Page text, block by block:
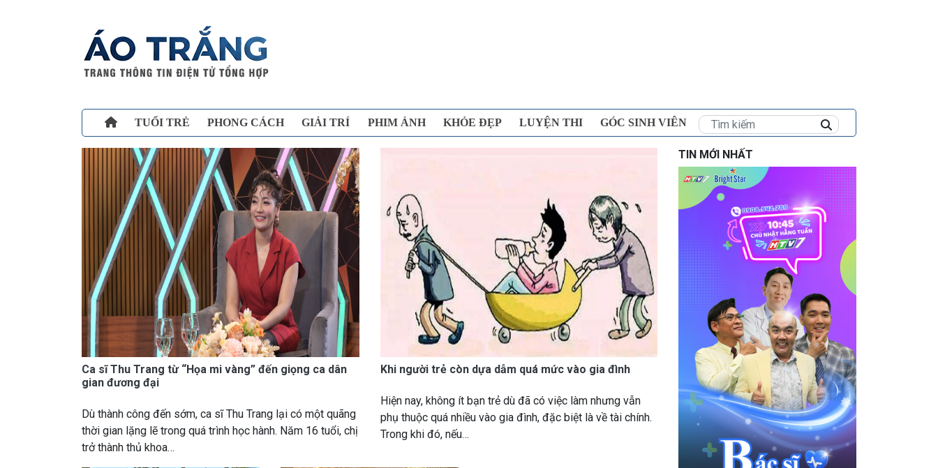
TUỔI TRẺ PHONG CÁCH GIẢI TRÍ PHIM ẢNH KHỎE ĐẸP LUYỆN THI GÓC SINH VIÊN
Ca sĩ Thu Trang từ “Họa mi vàng” đến giọng ca dân
gian đương đại
Dù thành công đến sớm, ca sĩ Thu Trang lại có một quãng
thời gian lặng lẽ trong quá trình học hành. Năm 16 tuổi, chị
trở thành thủ khoa…
Khi người trẻ còn dựa dẫm quá mức vào gia đình
Hiện nay, không ít bạn trẻ dù đã có việc làm nhưng vẫn
phụ thuộc quá nhiều vào gia đình, đặc biệt là về tài chính.
Trong khi đó, nếu…
TIN MỚI NHẤT